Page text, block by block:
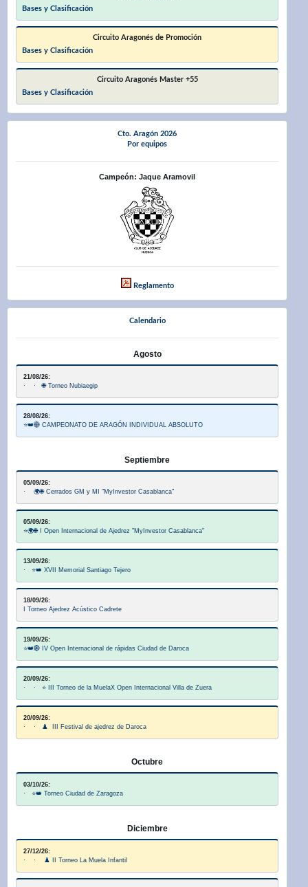
Bases y Clasificación
Circuito Aragonés de Promoción
Bases y Clasificación
Circuito Aragonés Master +55
Bases y Clasificación
Cto. Aragón 2026
Por equipos
Campeón: Jaque Aramovil
Reglamento
Calendario
Agosto
21/08/26:
· · 🌐 Torneo Nubiaegip
28/08/26:
⭐👑🌐 CAMPEONATO DE ARAGÓN INDIVIDUAL ABSOLUTO
Septiembre
05/09/26:
· 🌍🌐 Cerrados GM y MI "MyInvestor Casablanca"
05/09/26:
⭐🌍🌐 I Open Internacional de Ajedrez "MyInvestor Casablanca"
13/09/26:
· ⭐👑 XVII Memorial Santiago Tejero
18/09/26:
I Torneo Ajedrez Acústico Cadrete
19/09/26:
⭐👑🌐 IV Open Internacional de rápidas Ciudad de Daroca
20/09/26:
· · ⭐ III Torneo de la MuelaX Open Internacional Villa de Zuera
20/09/26:
· · ♟️ III Festival de ajedrez de Daroca
Octubre
03/10/26:
· ⭐👑 Torneo Ciudad de Zaragoza
Diciembre
27/12/26:
· · ♟️ II Torneo La Muela Infantil